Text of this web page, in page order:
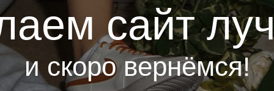
сайт
и скоро вернёмся!